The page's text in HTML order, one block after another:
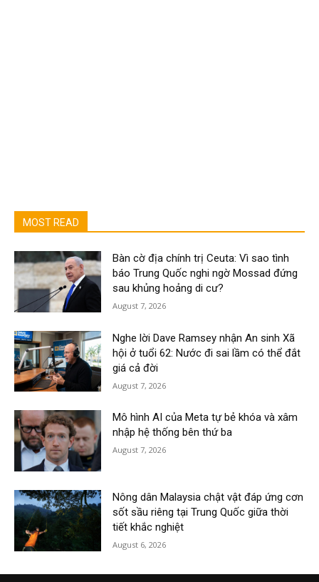
MOST READ
Bàn cờ địa chính trị Ceuta: Vì sao tình
báo Trung Quốc nghi ngờ Mossad đứng
sau khủng hoảng di cư?
August 7, 2026
Nghe lời Dave Ramsey nhận An sinh Xã
hội ở tuổi 62: Nước đi sai lầm có thể đắt
giá cả đời
August 7, 2026
Mô hình AI của Meta tự bẻ khóa và xâm
nhập hệ thống bên thứ ba
August 7, 2026
Nông dân Malaysia chật vật đáp ứng cơn
sốt sầu riêng tại Trung Quốc giữa thời
tiết khắc nghiệt
August 6, 2026